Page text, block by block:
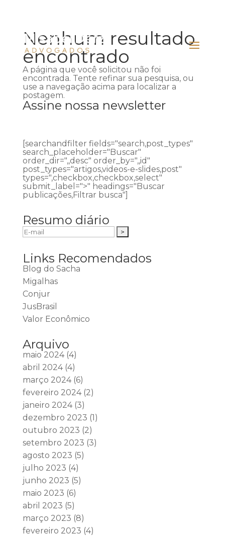
Nenhum resultado
encontrado
A página que você solicitou não foi
encontrada. Tente refinar sua pesquisa, ou
use a navegação acima para localizar a
postagem.
Assine nossa newsletter
[searchandfilter fields="search,post_types"
search_placeholder="Buscar"
order_dir=",,desc" order_by=",,id"
post_types="artigos,videos-e-slides,post"
types=",checkbox,checkbox,select"
submit_label=">" headings="Buscar
publicações,Filtrar busca"]
Resumo diário
Links Recomendados
Blog do Sacha
Migalhas
Conjur
JusBrasil
Valor Econômico
Arquivo
maio 2024(4)
abril 2024(4)
março 2024(6)
fevereiro 2024(2)
janeiro 2024(3)
dezembro 2023 (1)
outubro 2023 (2)
setembro 2023 (3)
agosto 2023 (5)
julho 2023 (4)
junho 2023 (5)
maio 2023 (6)
abril 2023 (5)
março 2023 (8)
fevereiro 2023 (4)